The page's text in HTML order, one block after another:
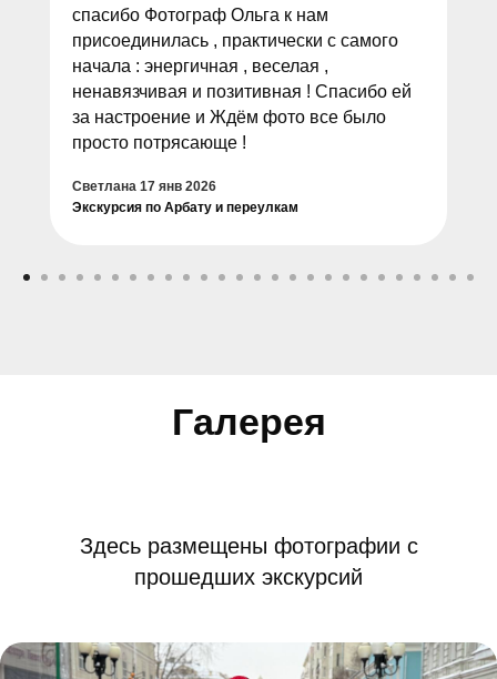
спасибо Фотограф Ольга к нам
присоединилась , практически с самого
начала : энергичная , веселая ,
ненавязчивая и позитивная ! Спасибо ей
за настроение и Ждём фото все было
просто потрясающе !
Светлана 17 янв 2026
Экскурсия по Арбату и переулкам
Здесь размещены фотографии с
прошедших экскурсий